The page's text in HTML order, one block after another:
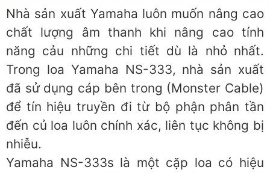
Nhà sản xuất Yamaha luôn muốn nâng cao
chất lượng âm thanh khi nâng cao tính
năng cảu những chi tiết dù là nhỏ nhất.
Trong loa Yamaha NS-333, nhà sản xuất
đã sử dụng cáp bên trong (Monster Cable)
để tín hiệu truyền đi từ bộ phận phân tần
đến củ loa luôn chính xác, liên tục không bị
nhiễu.
Yamaha NS-333s là một cặp loa có hiệu